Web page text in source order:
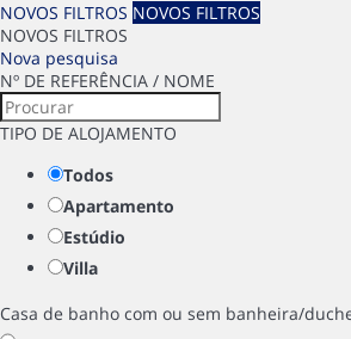
NOVOS FILTROS NOVOS FILTROS
NOVOS FILTROS
Nova pesquisa
Nº DE REFERÊNCIA / NOME
TIPO DE ALOJAMENTO
Todos
Apartamento
Estúdio
Villa
Casa de banho com ou sem banheira/